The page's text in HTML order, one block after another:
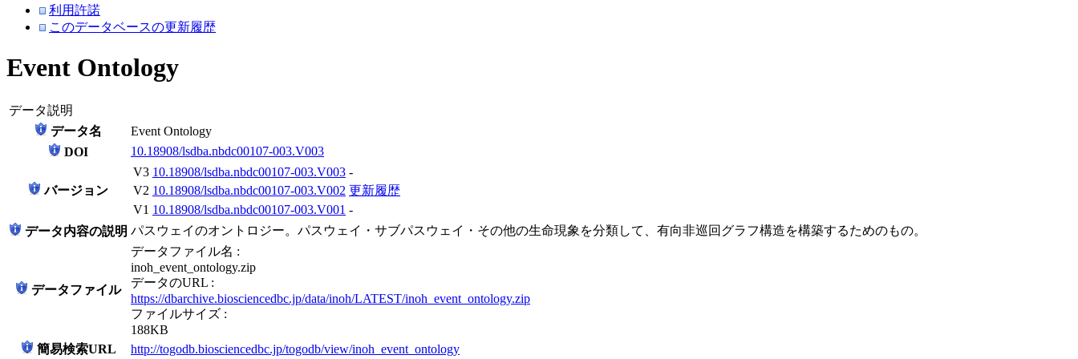
利用許諾
このデータベースの更新履歴
Event Ontology
データ説明
データ名
Event Ontology
DOI
10.18908/lsdba.nbdc00107-003.V003
バージョン
V3 10.18908/lsdba.nbdc00107-003.V003 -
V2 10.18908/lsdba.nbdc00107-003.V002 更新履歴
V1 10.18908/lsdba.nbdc00107-003.V001 -
データ内容の説明 パスウェイのオントロジー。パスウェイ・サブパスウェイ・その他の生命現象を分類して、有向非巡回グラフ構造を構築するためのもの。
データファイル
データファイル名 :
inoh_event_ontology.zip
データのURL :
https://dbarchive.biosciencedbc.jp/data/inoh/LATEST/inoh_event_ontology.zip
ファイルサイズ :
188KB
簡易検索URL
http://togodb.biosciencedbc.jp/togodb/view/inoh_event_ontology